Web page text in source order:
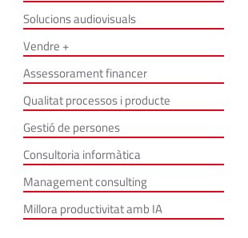
Solucions audiovisuals
Vendre +
Assessorament financer
Qualitat processos i producte
Gestió de persones
Consultoria informàtica
Management consulting
Millora productivitat amb IA